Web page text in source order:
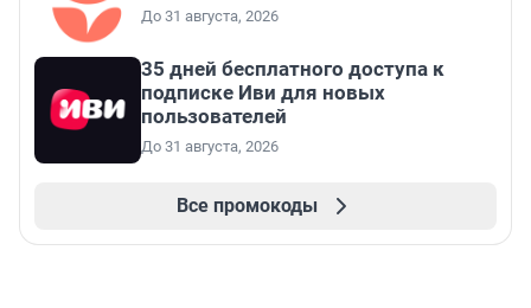
До 31 августа, 2026
35 дней бесплатного доступа к
подписке Иви для новых
пользователей
До 31 августа, 2026
Все промокоды